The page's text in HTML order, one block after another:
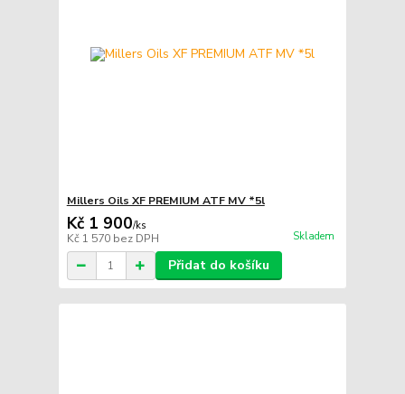
Millers Oils XF PREMIUM ATF MV *5l
Kč 1 900/ks
Kč 1 570 bez DPH Skladem
Přidat do košíku